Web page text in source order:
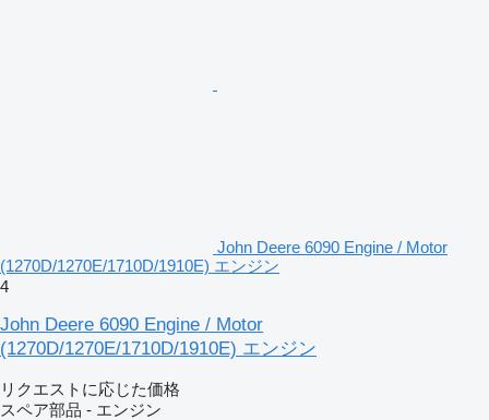
John Deere 6090 Engine / Motor
(1270D/1270E/1710D/1910E) エンジン
4
John Deere 6090 Engine / Motor
(1270D/1270E/1710D/1910E) エンジン
リクエストに応じた価格
スペア部品 - エンジン